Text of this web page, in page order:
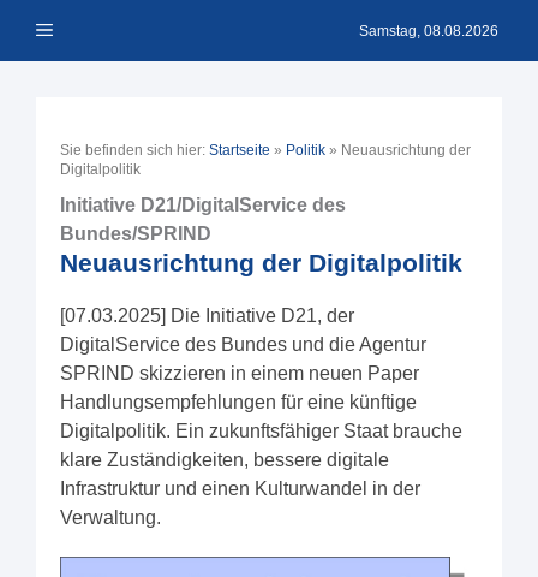
Inhalt Menü Samstag, 08.08.2026
Sie befinden sich hier: Startseite » Politik » Neuausrichtung der
Digitalpolitik
Initiative D21/DigitalService des
Bundes/SPRIND
Neuausrichtung der Digitalpolitik
[07.03.2025] Die Initiative D21, der
DigitalService des Bundes und die Agentur
SPRIND skizzieren in einem neuen Paper
Handlungsempfehlungen für eine künftige
Digitalpolitik. Ein zukunftsfähiger Staat brauche
klare Zuständigkeiten, bessere digitale
Infrastruktur und einen Kulturwandel in der
Verwaltung.